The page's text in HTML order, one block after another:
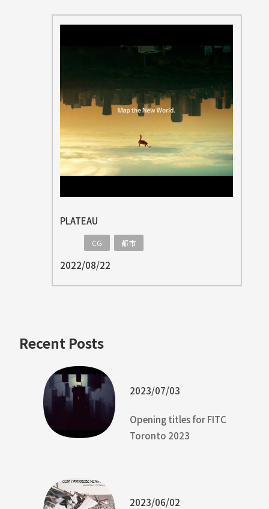
PLATEAU
CG 都市
2022/08/22
Recent Posts
2023/07/03
Opening titles for FITC
Toronto 2023
2023/06/02